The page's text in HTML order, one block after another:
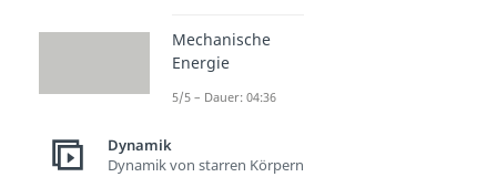
Mechanische
Energie
5/5 – Dauer: 04:36
Dynamik
Dynamik von starren Körpern